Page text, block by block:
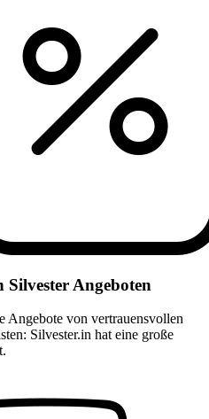
Silvester Angeboten
Angebote von vertrauensvollen
Silvester.in hat eine große